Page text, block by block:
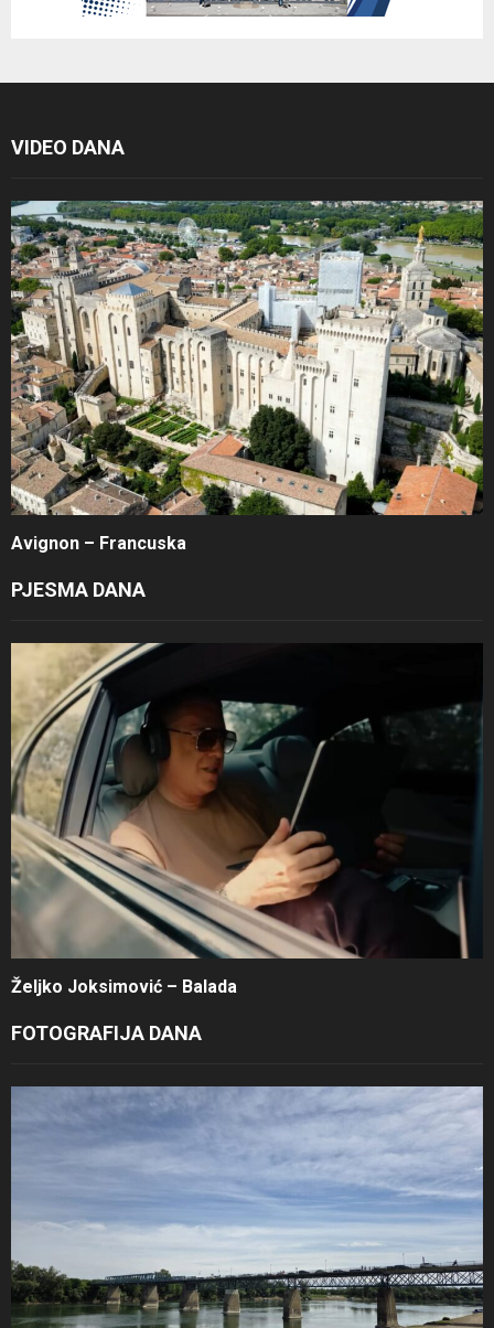
VIDEO DANA
Avignon – Francuska
PJESMA DANA
Željko Joksimović – Balada
FOTOGRAFIJA DANA